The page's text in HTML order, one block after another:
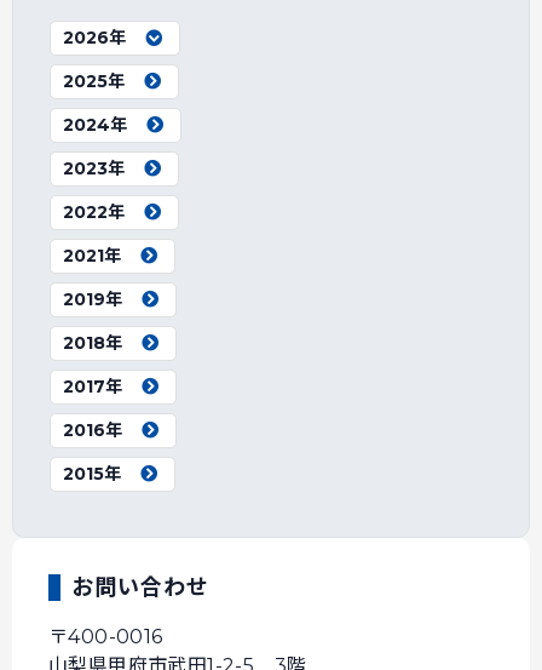
2026年
2025年
2024年
2023年
2022年
2021年
2019年
2018年
2017年
2016年
2015年
お問い合わせ
〒400-0016